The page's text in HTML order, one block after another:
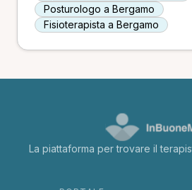
Posturologo a Bergamo
Fisioterapista a Bergamo
La piattaforma per trovare il